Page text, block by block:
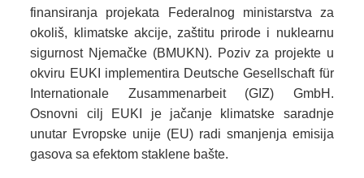
finansiranja projekata Federalnog ministarstva za
okoliš, klimatske akcije, zaštitu prirode i nuklearnu
sigurnost Njemačke (BMUKN). Poziv za projekte u
okviru EUKI implementira Deutsche Gesellschaft für
Internationale Zusammenarbeit (GIZ) GmbH.
Osnovni cilj EUKI je jačanje klimatske saradnje
unutar Evropske unije (EU) radi smanjenja emisija
gasova sa efektom staklene bašte.